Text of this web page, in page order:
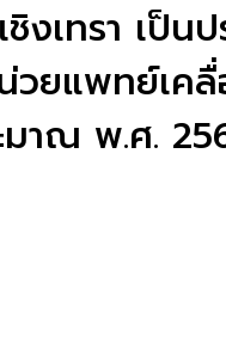
งเทรา เป็น
ยแพทย์เค
มาณ พ.ศ.